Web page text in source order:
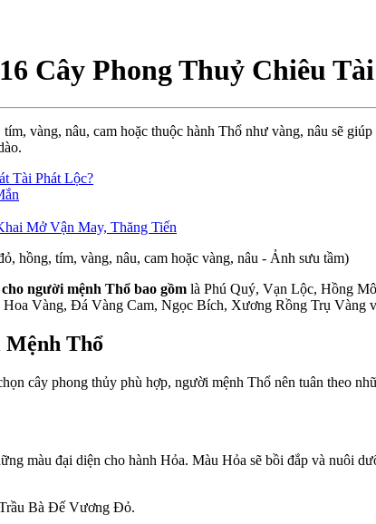
Cây Phong Thuỷ Chiêu
vàng, nâu, cam hoặc thuộc hành Thổ như vàng, nâu sẽ
Tài Phát Lộc?
Mở Vận May, Thăng Tiến
hồng, tím, vàng, nâu, cam hoặc vàng, nâu - Ảnh sưu tầm)
người mệnh Thổ bao gồm là Phú Quý, Vạn Lộc, Hồng
Vàng, Đá Vàng Cam, Ngọc Bích, Xương Rồng Trụ Vàng
Mệnh Thổ
cây phong thủy phù hợp, người mệnh Thổ nên tuân theo
màu đại diện cho hành Hỏa. Màu Hỏa sẽ bồi đắp và nuôi
Bà Đế Vương Đỏ.